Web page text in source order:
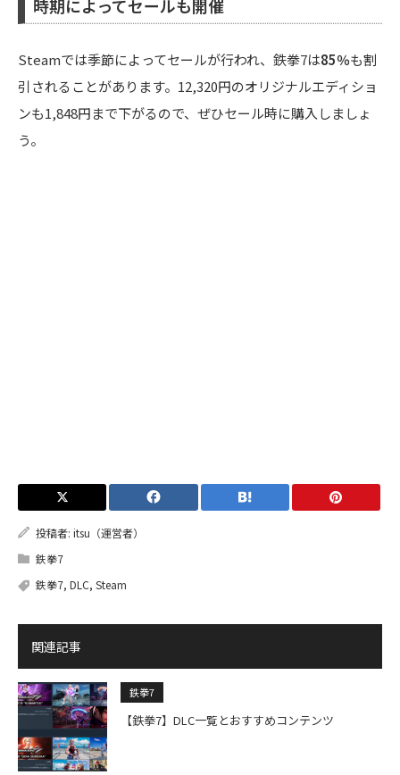
時期によってセールも開催
Steamでは季節によってセールが行われ、鉄拳7は85％も割
引されることがあります。12,320円のオリジナルエディショ
ンも1,848円まで下がるので、ぜひセール時に購入しましょ
う。
投稿者: itsu（運営者）
鉄拳7
鉄拳7, DLC, Steam
関連記事
鉄拳7
【鉄拳7】DLC一覧とおすすめコンテンツ